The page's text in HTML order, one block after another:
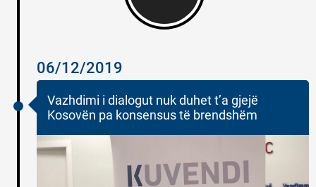
06/12/2019
Vazhdimi i dialogut nuk duhet t’a gjejë
Kosovën pa konsensus të brendshëm